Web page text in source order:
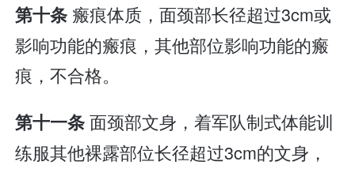
第十条 瘢痕体质，面颈部长径超过3cm或
影响功能的瘢痕，其他部位影响功能的瘢
痕，不合格。
第十一条面颈部文身，着军队制式体能训
练服其他裸露部位长径超过3cm的文身，